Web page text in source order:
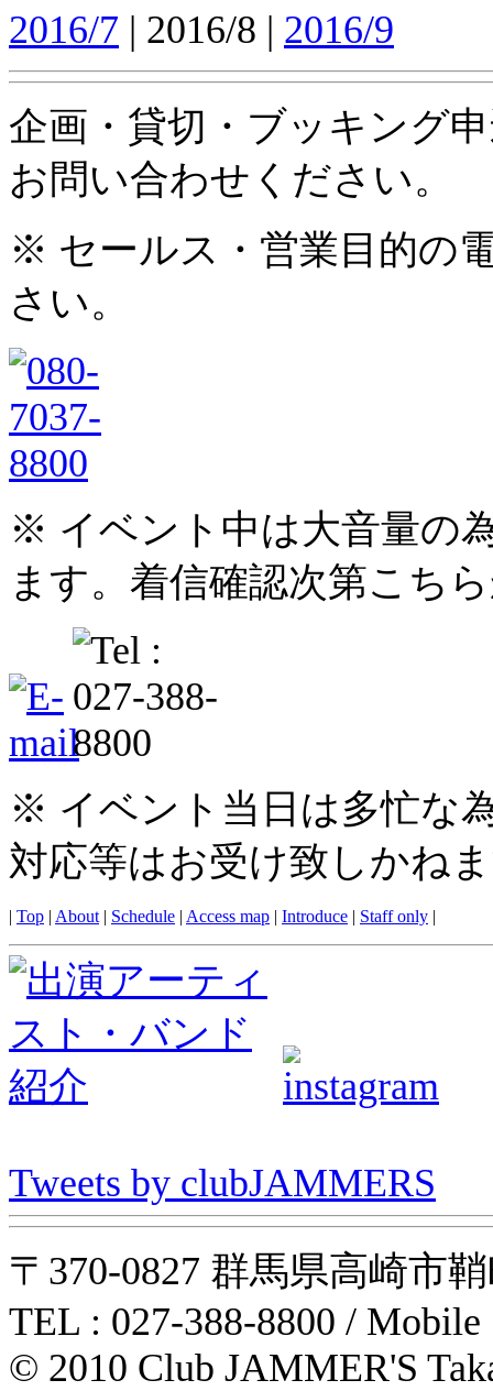
2016/7 | 2016/8 | 2016/9
企画・貸切・ブッキング
お問い合わせください。
※ セールス・営業目的の
さい。
※ イベント中は大音量の
ます。着信確認次第こち
※ イベント当日は多忙な
対応等はお受け致しかね
| Top | About | Schedule | Access map | Introduce | Staff only |
Tweets by clubJAMMERS
〒370-0827 群馬県高崎市
TEL : 027-388-8800 / Mobile
© 2010 Club JAMMER'S